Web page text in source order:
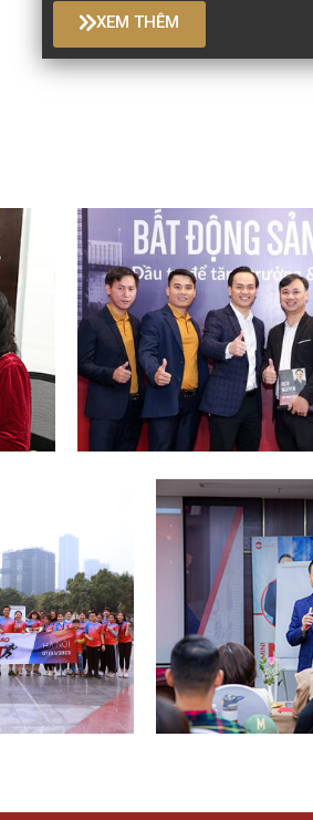
XEM THÊM